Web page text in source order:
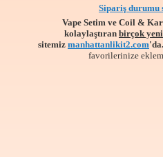
Sipariş durumu
Vape Setim ve Coil &
kolaylaştıran birçok
sitemiz manhattanlikit2.com'da.
favorilerinize